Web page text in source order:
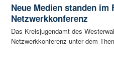
Neue Medien standen im
Netzwerkkonferenz
Das Kreisjugendamt des
Netzwerkkonferenz unter dem